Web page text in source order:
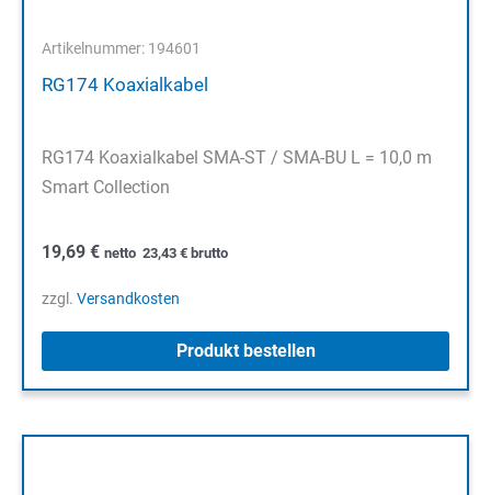
Artikelnummer: 194601
RG174 Koaxialkabel
RG174 Koaxialkabel SMA-ST / SMA-BU L = 10,0 m
Smart Collection
19,69 € netto 23,43 € brutto
zzgl. Versandkosten
Produkt bestellen